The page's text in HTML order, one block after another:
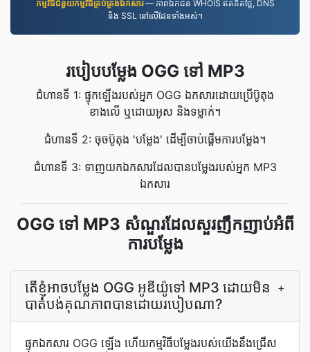
កម្មវិធី​ជំនួយ​កម្មវិធី​គ្រប់គ្រង​ឯកសារ— ភាពឯកជន WHOIS ឥតគិតថ្លៃ, DNS
និង SSL នៅលើដែនទាំងអស់។
របៀបបម្លែង OGG ទៅ MP3
ជំហានទី 1: ផ្ទុកឡើងរបស់អ្នក OGG ឯកសារដោយប្រើប៊ូតុង
ខាងលើ ឬដោយអូស និងទម្លាក់។
ជំហានទី 2: ចុចប៊ូតុង 'បម្លែង' ដើម្បីចាប់ផ្តើមការបម្លែង។
ជំហានទី 3: ទាញយកឯកសារដែលបានបម្លែងរបស់អ្នក MP3
ឯកសារ
OGG ទៅ MP3 សំណួរដែលសួរញឹកញាប់អំពី
ការបម្លែង
តើ​ខ្ញុំ​អាច​បម្លែង OGG អូឌីយ៉ូ​ទៅ MP3 ដោយ​មិន​
បាត់បង់​គុណភាព​បាន​ដោយ​របៀប​ណា?
+
ផ្ទុក​ឯកសារ OGG ឡើង ហើយ​កម្មវិធី​បម្លែង​របស់​យើង​នឹង​ជ្រើស​